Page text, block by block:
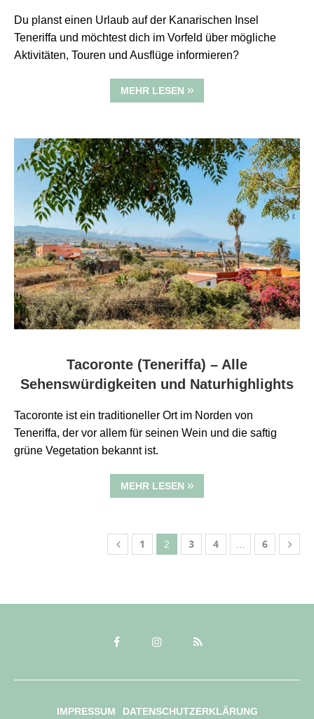
Du planst einen Urlaub auf der Kanarischen Insel
Teneriffa und möchtest dich im Vorfeld über mögliche
Aktivitäten, Touren und Ausflüge informieren?
MEHR LESEN
Tacoronte (Teneriffa) – Alle
Sehenswürdigkeiten und Naturhighlights
Tacoronte ist ein traditioneller Ort im Norden von
Teneriffa, der vor allem für seinen Wein und die saftig
grüne Vegetation bekannt ist.
MEHR LESEN
1 2 3 4 6
IMPRESSUM DATENSCHUTZERKLÄRUNG